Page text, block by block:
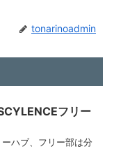
tonarinoadmin
フリー
ハブ、フリー部は分